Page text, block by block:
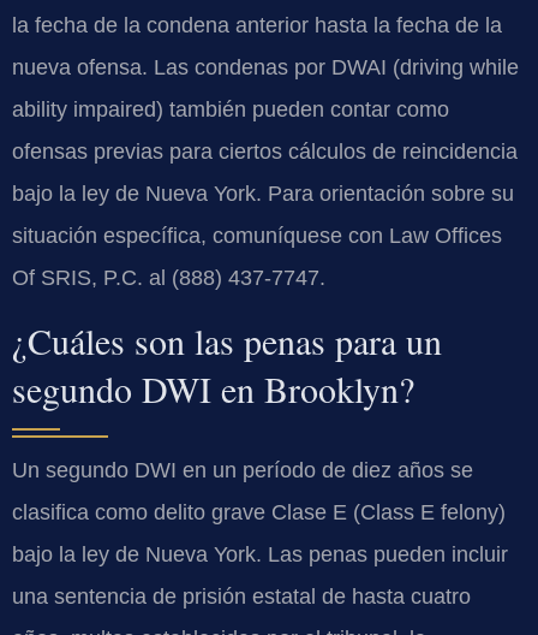
la fecha de la condena anterior hasta la fecha de la
nueva ofensa. Las condenas por DWAI (driving while
ability impaired) también pueden contar como
ofensas previas para ciertos cálculos de reincidencia
bajo la ley de Nueva York. Para orientación sobre su
situación específica, comuníquese con Law Offices
Of SRIS, P.C. al (888) 437-7747.
¿Cuáles son las penas para un
segundo DWI en Brooklyn?
Un segundo DWI en un período de diez años se
clasifica como delito grave Clase E (Class E felony)
bajo la ley de Nueva York. Las penas pueden incluir
una sentencia de prisión estatal de hasta cuatro